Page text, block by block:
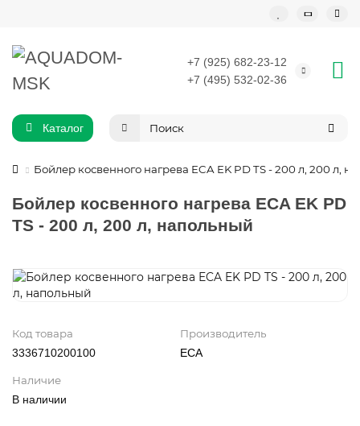
+7 (925) 682-23-12
+7 (495) 532-02-36
Каталог
Бойлер косвенного нагрева ECA EK PD TS - 200 л, 200 л,
Бойлер косвенного нагрева ECA EK PD
TS - 200 л, 200 л, напольный
Код товара
3336710200100
Производитель
ECA
Наличие
В наличии